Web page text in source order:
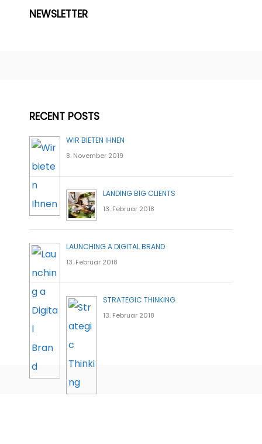
NEWSLETTER
RECENT POSTS
WIR BIETEN IHNEN
8. November 2019
LANDING BIG CLIENTS
13. Februar 2018
LAUNCHING A DIGITAL BRAND
13. Februar 2018
STRATEGIC THINKING
13. Februar 2018